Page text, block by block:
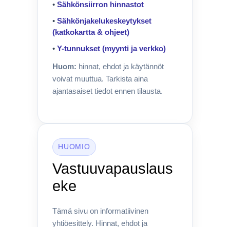
• Sähkönsiirron hinnastot
• Sähkönjakelukeskeytykset
(katkokartta & ohjeet)
• Y-tunnukset (myynti ja verkko)
Huom: hinnat, ehdot ja käytännöt
voivat muuttua. Tarkista aina
ajantasaiset tiedot ennen tilausta.
HUOMIO
Vastuuvapauslaus
eke
Tämä sivu on informatiivinen
yhtiöesittely. Hinnat, ehdot ja